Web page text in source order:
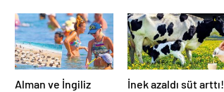
Alman ve İngiliz
İnek azaldı süt arttı!